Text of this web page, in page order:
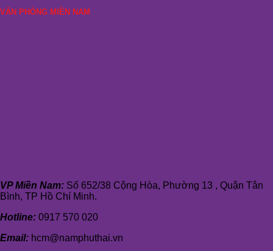
VĂN PHÒNG MIỀN NAM
VP Miền Nam: Số 652/38 Cộng Hòa, Phường 13 , Quận Tân
Bình, TP Hồ Chí Minh.
Hotline: 0917 570 020
Email: hcm@namphuthai.vn